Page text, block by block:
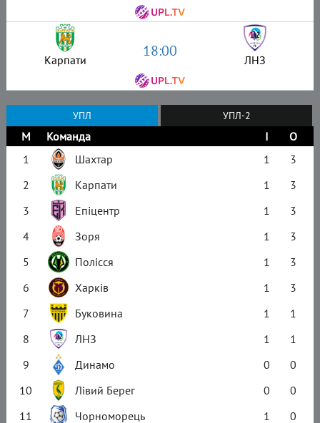
Карпати 18:00 ЛНЗ
УПЛ УПЛ-2
М Команда І
О
1
Шахтар 1
3
2
Карпати 1
3
3
Епіцентр 1
3
4
Зоря 1
3
5
Полісся 1
3
6
Харків 1
3
7
Буковина 1
1
8
ЛНЗ 1
1
9
Динамо 0
0
10
Лівий Берег 0
0
11
Чорноморець 1
0